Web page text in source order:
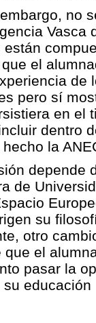
no
el
de
pero sí
en el
dentro
la
depende
de
su
otro
que el
pasar la
educación